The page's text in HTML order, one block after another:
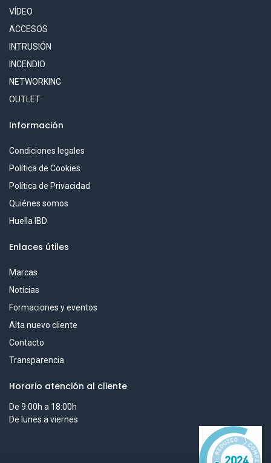
VÍDEO
ACCESOS
INTRUSIÓN
INCENDIO
NETWORKING
OUTLET
Información
Condiciones legales
Política de Cookies
Política de Privacidad
Quiénes somos
Huella IBD
Enlaces útiles
Marcas
Notícias
Formaciones y eventos
Alta nuevo cliente
Contacto
Transparencia
Horario atención al cliente
De 9:00h a 18:00h
De lunes a viernes